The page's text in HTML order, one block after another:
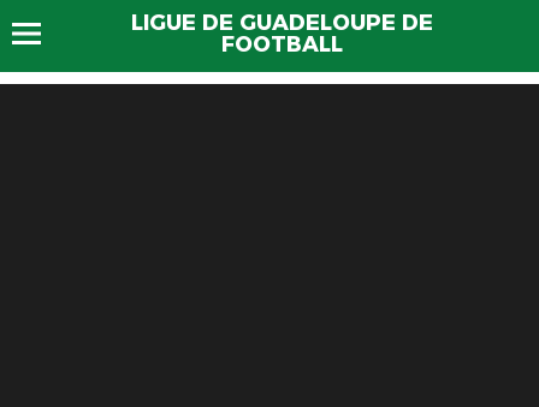
LIGUE DE GUADELOUPE DE
FOOTBALL